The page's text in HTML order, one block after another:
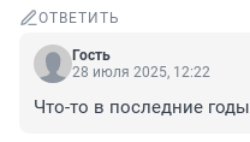
ОТВЕТИТЬ
Гость
28 июля 2025, 12:22
Что-то в последние